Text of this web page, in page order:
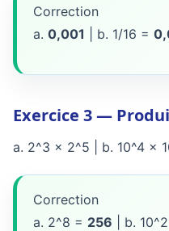
Correction
a. 0,001 | b. 1/16 =
Exercice 3 —
a. 2^3 x 2^5 | b. 10^4 x
Correction
a. 2^8 = 256 | b.